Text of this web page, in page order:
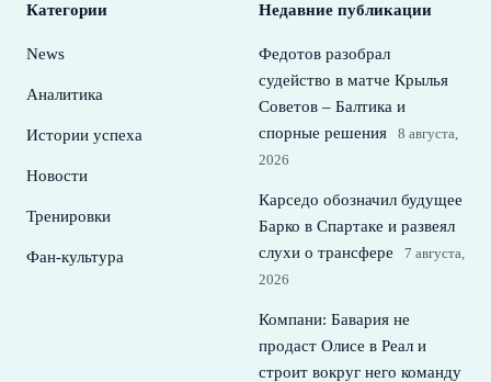
Категории
News
Аналитика
Истории успеха
Новости
Тренировки
Фан-культура
Недавние публикации
Федотов разобрал
судейство в матче Крылья
Советов – Балтика и
спорные решения
8 августа,
2026
Карседо обозначил будущее
Барко в Спартаке и развеял
слухи о трансфере
7 августа,
2026
Компани: Бавария не
продаст Олисе в Реал и
строит вокруг него команду